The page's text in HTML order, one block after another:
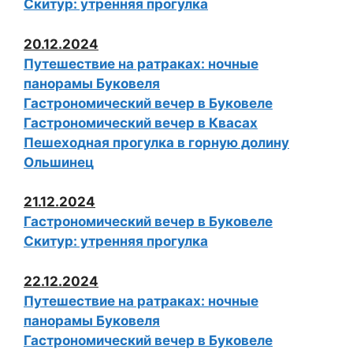
Скитур: утренняя прогулка
20.12.2024
Путешествие на ратраках: ночные
панорамы Буковеля
Гастрономический вечер в Буковеле
Гастрономический вечер в Квасах
Пешеходная прогулка в горную долину
Ольшинец
21.12.2024
Гастрономический вечер в Буковеле
Скитур: утренняя прогулка
22.12.2024
Путешествие на ратраках: ночные
панорамы Буковеля
Гастрономический вечер в Буковеле